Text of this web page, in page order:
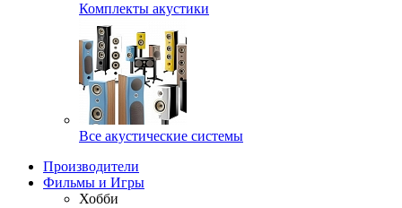
Комплекты акустики
Все акустические системы
Производители
Фильмы и Игры
Хобби